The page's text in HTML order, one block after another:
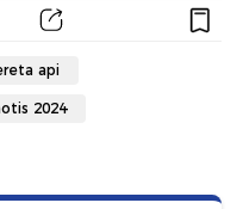
api
2024